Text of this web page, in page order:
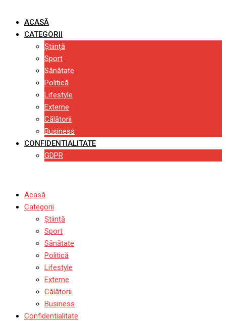
ACASĂ
CATEGORII
Știință
Sport
Sănătate
Politică
Lifestyle
Externe
Călătorii
Business
CONFIDENTIALITATE
GDPR
Acasă
Categorii
Știință
Sport
Sănătate
Politică
Lifestyle
Externe
Călătorii
Business
Confidentialitate